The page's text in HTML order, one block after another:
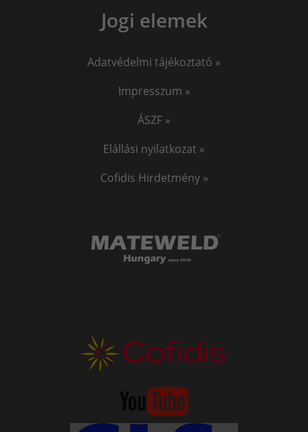
Jogi elemek
Adatvédelmi tájékoztató »
Impresszum »
ÁSZF »
Elállási nyilatkozat »
Cofidis Hirdetmény »